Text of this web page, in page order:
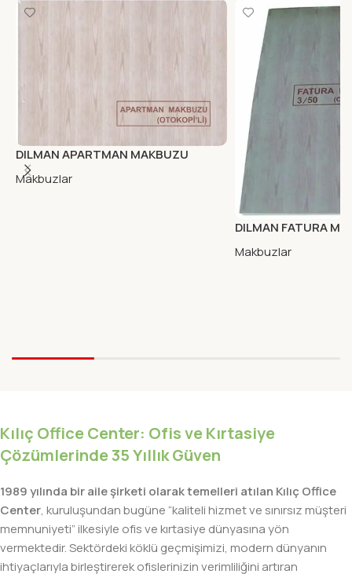
DILMAN APARTMAN MAKBUZU
OTOCOPILI 2/50 2N
Makbuzlar
DILMAN FATURA
Makbuzlar
Kılıç Office Center: Ofis ve Kırtasiye
Çözümlerinde 35 Yıllık Güven
1989 yılında bir aile şirketi olarak temelleri atılan Kılıç Office
Center, kuruluşundan bugüne “kaliteli hizmet ve sınırsız müşteri
memnuniyeti” ilkesiyle ofis ve kırtasiye dünyasına yön
vermektedir. Sektördeki köklü geçmişimizi, modern dünyanın
ihtiyaçlarıyla birleştirerek ofislerinizin verimliliğini artıran